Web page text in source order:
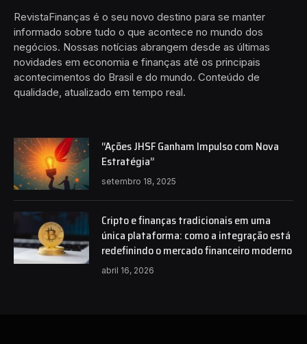
RevistaFinanças é o seu novo destino para se manter
informado sobre tudo o que acontece no mundo dos
negócios. Nossas notícias abrangem desde as últimas
novidades em economia e finanças até os principais
acontecimentos do Brasil e do mundo. Conteúdo de
qualidade, atualizado em tempo real.
“Ações JHSF Ganham Impulso com Nova
Estratégia”
setembro 18, 2025
Cripto e finanças tradicionais em uma
única plataforma: como a integração está
redefinindo o mercado financeiro moderno
abril 16, 2026